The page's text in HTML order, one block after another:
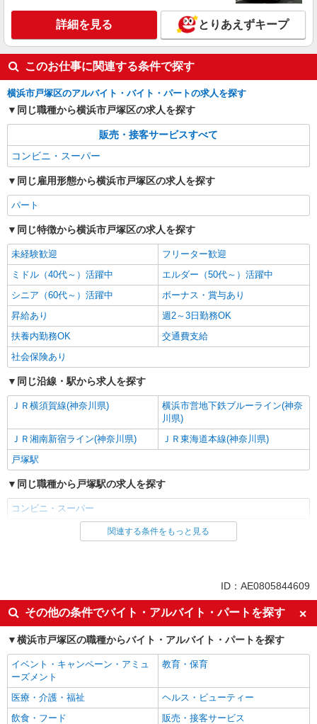
詳細を見る とりあえずキープ
このお仕事に関連する条件で探す
横浜市戸塚区のアルバイト・バイト・パートの求人を探す
同じ職種から横浜市戸塚区の求人を探す
販売・接客サービスすべて
コンビニ・スーパー
同じ雇用形態から横浜市戸塚区の求人を探す
パート
同じ特徴から横浜市戸塚区の求人を探す
未経験歓迎
フリーター歓迎
ミドル（40代～）活躍中
エルダー（50代～）活躍中
シニア（60代～）活躍中
ボーナス・賞与あり
昇給あり
週2～3日勤務OK
扶養内勤務OK
交通費支給
社会保険あり
同じ沿線・駅から求人を探す
ＪＲ横須賀線(神奈川県)
横浜市営地下鉄ブルーライン(神奈
川県)
ＪＲ湘南新宿ライン(神奈川県)
ＪＲ東海道本線(神奈川県)
戸塚駅
同じ職種から戸塚駅の求人を探す
コンビニ・スーパー
同じ雇用形態から戸塚駅の求人を探す
未経験歓迎
フリーター歓迎
ミドル（40代～）活躍中
エルダー（50代～）活躍中
シニア（60代～）活躍中
ボーナス・賞与あり
昇給あり
週2～3日勤務OK
扶養内勤務OK
交通費支給
社会保険あり
関連する条件をもっと見る
ID：AE0805844609
その他の条件でバイト・アルバイト・パートを探す
横浜市戸塚区の職種からバイト・アルバイト・パートを探す
イベント・キャンペーン・アミュ
ーズメント
教育・保育
医療・介護・福祉
ヘルス・ビューティー
飲食・フード
販売・接客サービス